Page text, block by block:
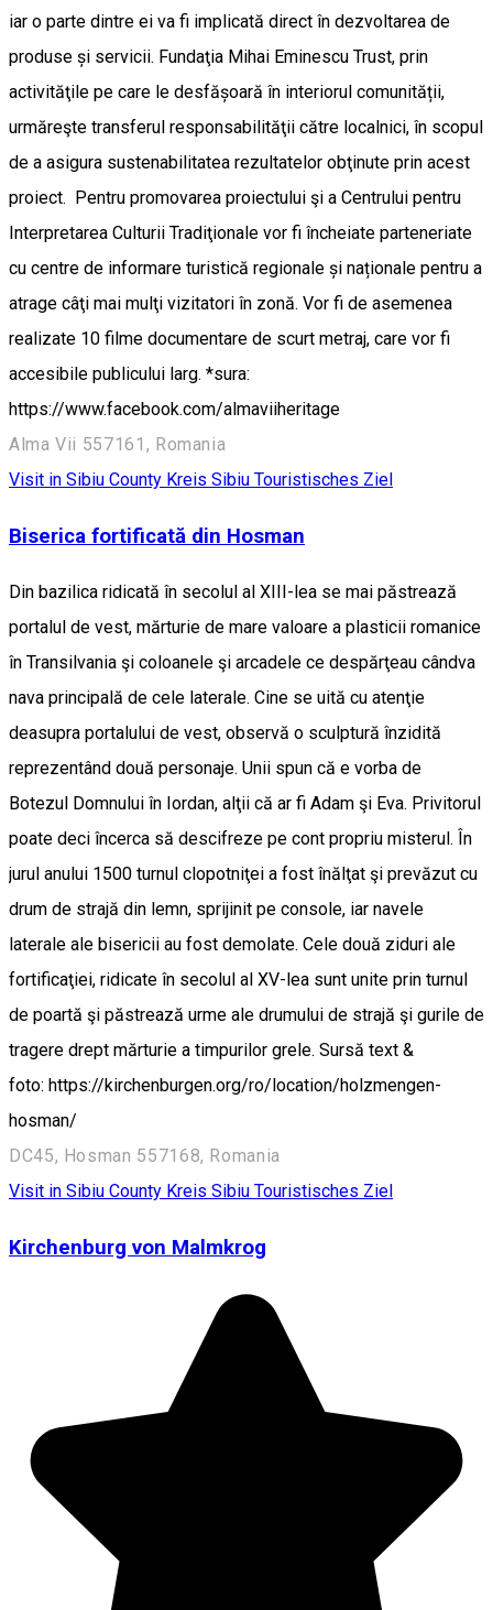
iar o parte dintre ei va fi implicată direct în dezvoltarea de
produse și servicii. Fundaţia Mihai Eminescu Trust, prin
activităţile pe care le desfășoară în interiorul comunității,
urmăreşte transferul responsabilităţii către localnici, în scopul
de a asigura sustenabilitatea rezultatelor obţinute prin acest
proiect. Pentru promovarea proiectului şi a Centrului pentru
Interpretarea Culturii Tradiţionale vor fi încheiate parteneriate
cu centre de informare turistică regionale și naționale pentru a
atrage câţi mai mulţi vizitatori în zonă. Vor fi de asemenea
realizate 10 filme documentare de scurt metraj, care vor fi
accesibile publicului larg. *sura:
https://www.facebook.com/almaviiheritage
Alma Vii 557161, Romania
Visit in Sibiu County Kreis Sibiu Touristisches Ziel
Biserica fortificată din Hosman
Din bazilica ridicată în secolul al XIII-lea se mai păstrează
portalul de vest, mărturie de mare valoare a plasticii romanice
în Transilvania şi coloanele şi arcadele ce despărţeau cândva
nava principală de cele laterale. Cine se uită cu atenţie
deasupra portalului de vest, observă o sculptură înzidită
reprezentând două personaje. Unii spun că e vorba de
Botezul Domnului în Iordan, alţii că ar fi Adam şi Eva. Privitorul
poate deci încerca să descifreze pe cont propriu misterul. În
jurul anului 1500 turnul clopotniţei a fost înălţat şi prevăzut cu
drum de strajă din lemn, sprijinit pe console, iar navele
laterale ale bisericii au fost demolate. Cele două ziduri ale
fortificaţiei, ridicate în secolul al XV-lea sunt unite prin turnul
de poartă şi păstrează urme ale drumului de strajă şi gurile de
tragere drept mărturie a timpurilor grele. Sursă text &
foto: https://kirchenburgen.org/ro/location/holzmengen-
hosman/
DC45, Hosman 557168, Romania
Visit in Sibiu County Kreis Sibiu Touristisches Ziel
Kirchenburg von Malmkrog